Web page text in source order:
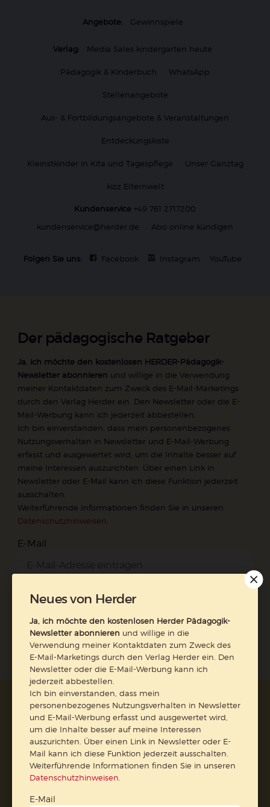
Angebote: Gewinnspiele
Verlag: Media Sales kindergarten heute
Pädagogik & Kinderbuch WhatsApp
Stellenangebote
Aus- & Fortbildungsangebote & Veranstaltungen
Entdeckungskiste
Kleinstkinder in Kita und Tagespflege Unser Ganztag
kizz Elternwelt
Kundenservice +49 761 2717200
kundenservice@herder.de
Abo online kündigen
Folgen Sie uns: Facebook Instagram YouTube
Der pädagogische Ratgeber
Ja, ich möchte den kostenlosen HERDER-Pädagogik-
Newsletter abonnieren und willige in die Verwendung
meiner Kontaktdaten zum Zweck des E-Mail-Marketings
durch den Verlag Herder ein. Den Newsletter oder die E-
Mail-Werbung kann ich jederzeit abbestellen.
Ich bin einverstanden, dass mein personenbezogenes
Nutzungsverhalten in Newsletter und E-Mail-Werbung
erfasst und ausgewertet wird, um die Inhalte besser auf
meine Interessen auszurichten. Über einen Link in
Newsletter oder E-Mail kann ich diese Funktion jederzeit
ausschalten.
Weiterführende Informationen finden Sie in unseren
Datenschutzhinweisen
E-Mail
AGB und Widerrufsbelehrung
Datenschutz
Barrierefreiheit
Impressum
Vertrag widerrufen
Neues von Herder
Ja, ich möchte den kostenlosen Herder Pädagogik-
Newsletter abonnieren und willige in die
Verwendung meiner Kontaktdaten zum Zweck des
E-Mail-Marketings durch den Verlag Herder ein. Den
Newsletter oder die E-Mail-Werbung kann ich
jederzeit abbestellen.
Ich bin einverstanden, dass mein
personenbezogenes Nutzungsverhalten in Newsletter
und E-Mail-Werbung erfasst und ausgewertet wird,
um die Inhalte besser auf meine Interessen
auszurichten. Über einen Link in Newsletter oder E-
Mail kann ich diese Funktion jederzeit ausschalten.
Weiterführende Informationen finden Sie in unseren
Datenschutzhinweisen
E-Mail